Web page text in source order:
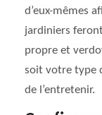
d’eux-mêmes
jardiniers
propre et
soit votre type
de l’entretenir.